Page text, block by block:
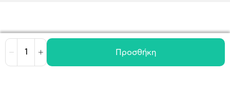
Μείωση Αύξηση Προσθήκη